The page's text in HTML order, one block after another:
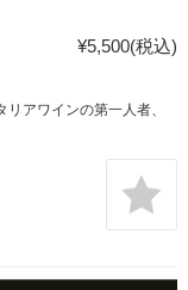
¥5,500(税込)
アワインの第一人者、